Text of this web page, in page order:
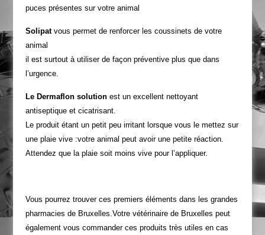
puces présentes sur votre animal
Solipatvous permet de renforcer les coussinets de votre
animal
il est surtout à utiliser de façon préventive plus que dans
l’urgence.
Le Dermaflon solutionest un excellent nettoyant
antiseptique et cicatrisant.
Le produit étant un petit peu irritant lorsque vous le mettez sur
une plaie vive :votre animal peut avoir une petite réaction.
Attendez que la plaie soit moins vive pour l’appliquer.
Vous pourrez trouver ces premiers éléments dans les grandes
pharmacies de Bruxelles.Votre vétérinaire de Bruxelles peut
également vous commander ces produits très utiles en cas